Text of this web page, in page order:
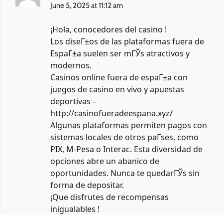
June 5, 2025 at 11:12 am
¡Hola, conocedores del casino !
Los diseГ±os de las plataformas fuera de
EspaГ±a suelen ser mГЎs atractivos y
modernos.
Casinos online fuera de espaГ±a con
juegos de casino en vivo y apuestas
deportivas –
http://casinofueradeespana.xyz/
Algunas plataformas permiten pagos con
sistemas locales de otros paГ­ses, como
PIX, M-Pesa o Interac. Esta diversidad de
opciones abre un abanico de
oportunidades. Nunca te quedarГЎs sin
forma de depositar.
¡Que disfrutes de recompensas
inigualables !